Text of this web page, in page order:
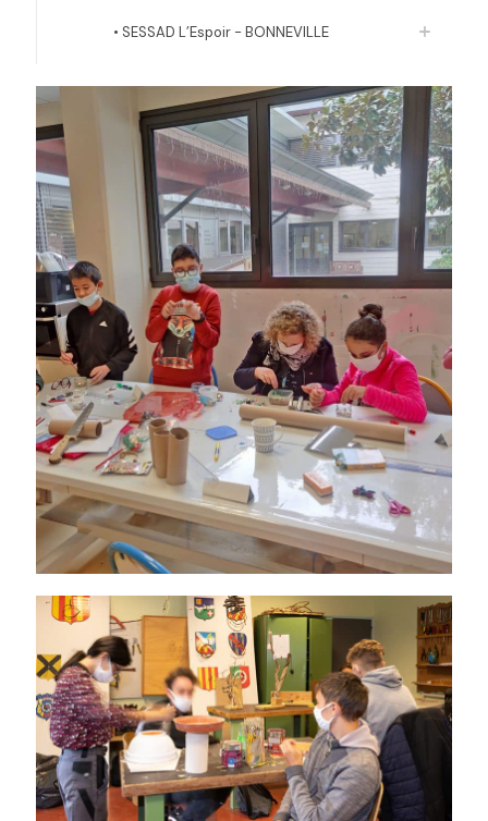
• SESSAD L’Espoir - BONNEVILLE